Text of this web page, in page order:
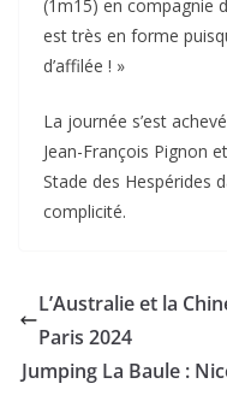
(1m15) en compagnie
est très en forme
d’affilée ! »
La journée s’est
Jean-François Pignon
Stade des Hespérides
complicité.
L’Australie et la
Paris 2024
Jumping La Baule :